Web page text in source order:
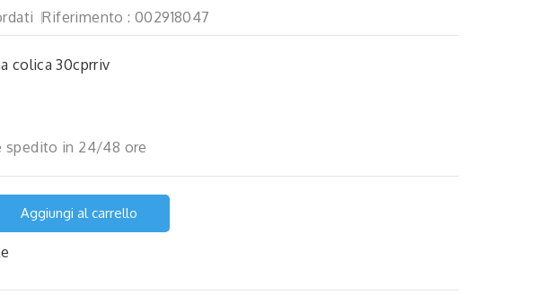
Riferimento : 002918047
colica 30cprriv
spedito in 24/48 ore
Aggiungi al carrello